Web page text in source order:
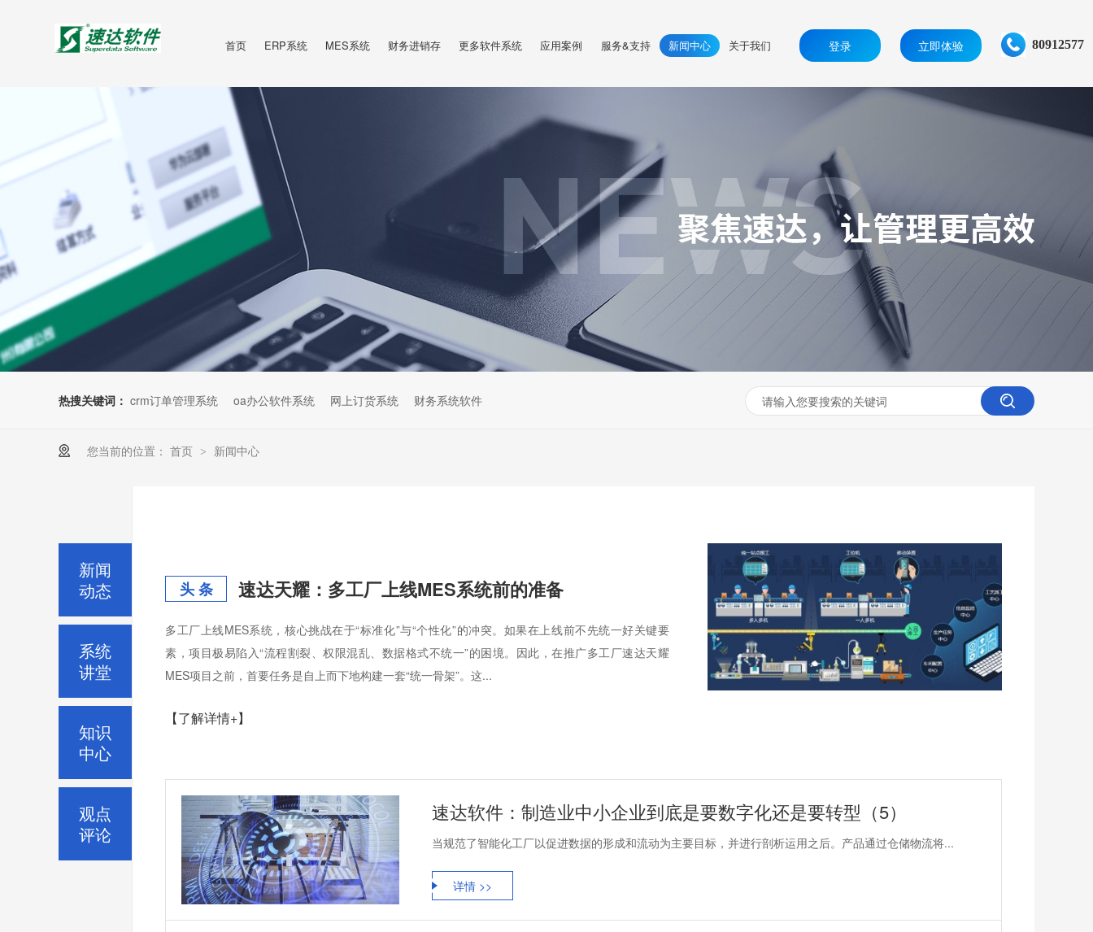
首页 ERP系统 MES系统 财务进销存 更多软件系统 应用案例 服务&支持 新闻中心 关于我们 登录 立即体验 80912577
热搜关键词： crm订单管理系统 oa办公软件系统 网上订货系统 财务系统软件
您当前的位置： 首页 > 新闻中心
头 条 速达天耀：多工厂上线MES系统前的准备
多工厂上线MES系统，核心挑战在于“标准化”与“个性化”的冲突。如果在上线前不先统一好关键要
素，项目极易陷入“流程割裂、权限混乱、数据格式不统一”的困境。因此，在推广多工厂速达天耀
MES项目之前，首要任务是自上而下地构建一套“统一骨架”。这...
【了解详情+】
速达软件：制造业中小企业到底是要数字化还是要转型（5）
当规范了智能化工厂以促进数据的形成和流动为主要目标，并进行剖析运用之后。产品通过仓储物流将...
详情 >>
新闻
动态
系统
讲堂
知识
中心
观点
评论